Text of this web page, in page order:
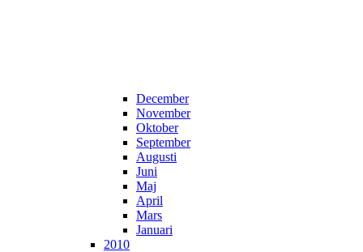
December
November
Oktober
September
Augusti
Juni
Maj
April
Mars
Januari
2010